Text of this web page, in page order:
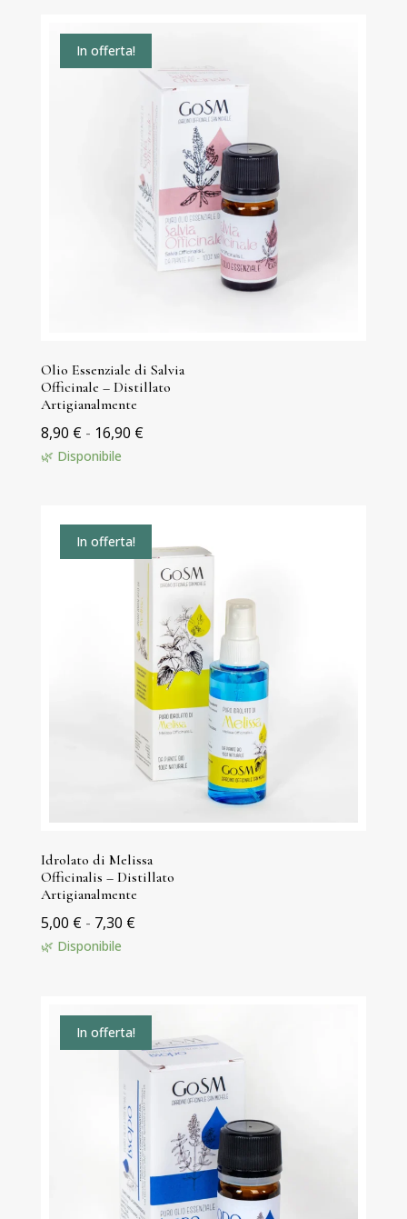
5,00 €
a
8,00 €
In offerta!
Olio Essenziale di Salvia
Officinale – Distillato
Artigianalmente
8,90 € - 16,90 €Fascia
8,90 €
16,90 €
🌿 Disponibile
In offerta!
Idrolato di Melissa
Officinalis – Distillato
Artigianalmente
5,00 € - 7,30 €Fascia
5,00 €
a
7,30 €
🌿 Disponibile
In offerta!